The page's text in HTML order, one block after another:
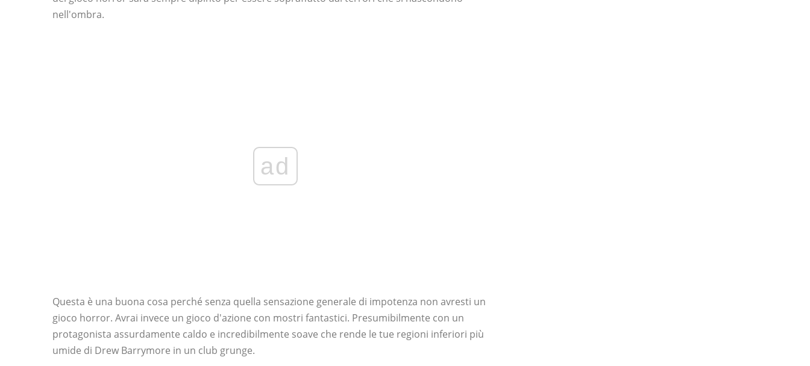
nell'ombra.
ad
Questa è una buona cosa perché senza quella sensazione generale di impotenza non avresti un
gioco horror. Avrai invece un gioco d'azione con mostri fantastici. Presumibilmente con un
protagonista assurdamente caldo e incredibilmente soave che rende le tue regioni inferiori più
umide di Drew Barrymore in un club grunge.